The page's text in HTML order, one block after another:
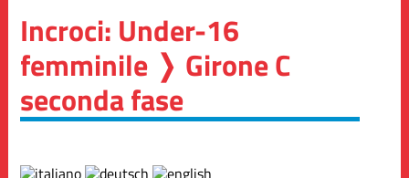
Incroci: Under-16
femminile ❭ Girone C
seconda fase